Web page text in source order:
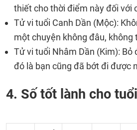
thiết cho thời điểm này đối với
Tử vi tuổi Canh Dần (Mộc):
một chuyện không đâu, không
Tử vi tuổi Nhâm Dần (Kim):
đó là bạn cũng đã bớt đi được
4. Số tốt lành cho